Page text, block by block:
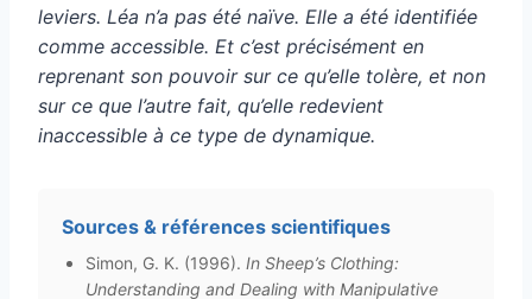
leviers. Léa n’a pas été naïve. Elle a été identifiée
comme accessible. Et c’est précisément en
reprenant son pouvoir sur ce qu’elle tolère, et non
sur ce que l’autre fait, qu’elle redevient
inaccessible à ce type de dynamique.
Sources & références scientifiques
Simon, G. K. (1996). In Sheep’s Clothing:
Understanding and Dealing with Manipulative